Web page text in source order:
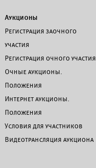
Аукционы
Регистрация заочного
участия
Регистрация очного участия
Очные аукционы.
Положения
Интернет аукционы.
Положения
Условия для участников
Видеотрансляция аукциона